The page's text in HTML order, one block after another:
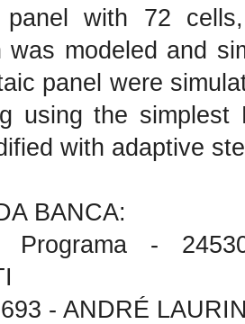
panel with 72
was modeled and
panel were
using the simplest
with adaptive
BANCA:
Programa -
- ANDRÉ